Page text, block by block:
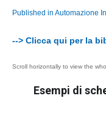
Published in Automazione
--> Clicca qui per la
Esempi di